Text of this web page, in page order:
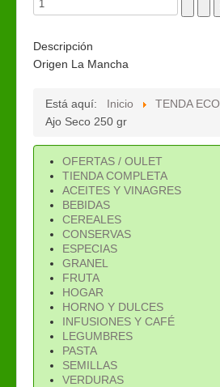
Descripción
Origen La Mancha
Está aquí: Inicio
TENDA ECO
Ajo Seco 250 gr
OFERTAS / OULET
TIENDA COMPLETA
ACEITES Y VINAGRES
BEBIDAS
CEREALES
CONSERVAS
ESPECIAS
GRANEL
FRUTA
HOGAR
HORNO Y DULCES
INFUSIONES Y CAFÉ
LEGUMBRES
PASTA
SEMILLAS
VERDURAS